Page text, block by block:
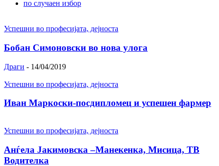
по случаен избор
Успешни во професијата, дејноста
Бобан Симоновски во нова улога
Драги - 14/04/2019
Успешни во професијата, дејноста
Иван Маркоски-посдипломец и успешен фармер
Успешни во професијата, дејноста
Анѓела Јакимовска –Манекенка, Мисица, ТВ
Водителка